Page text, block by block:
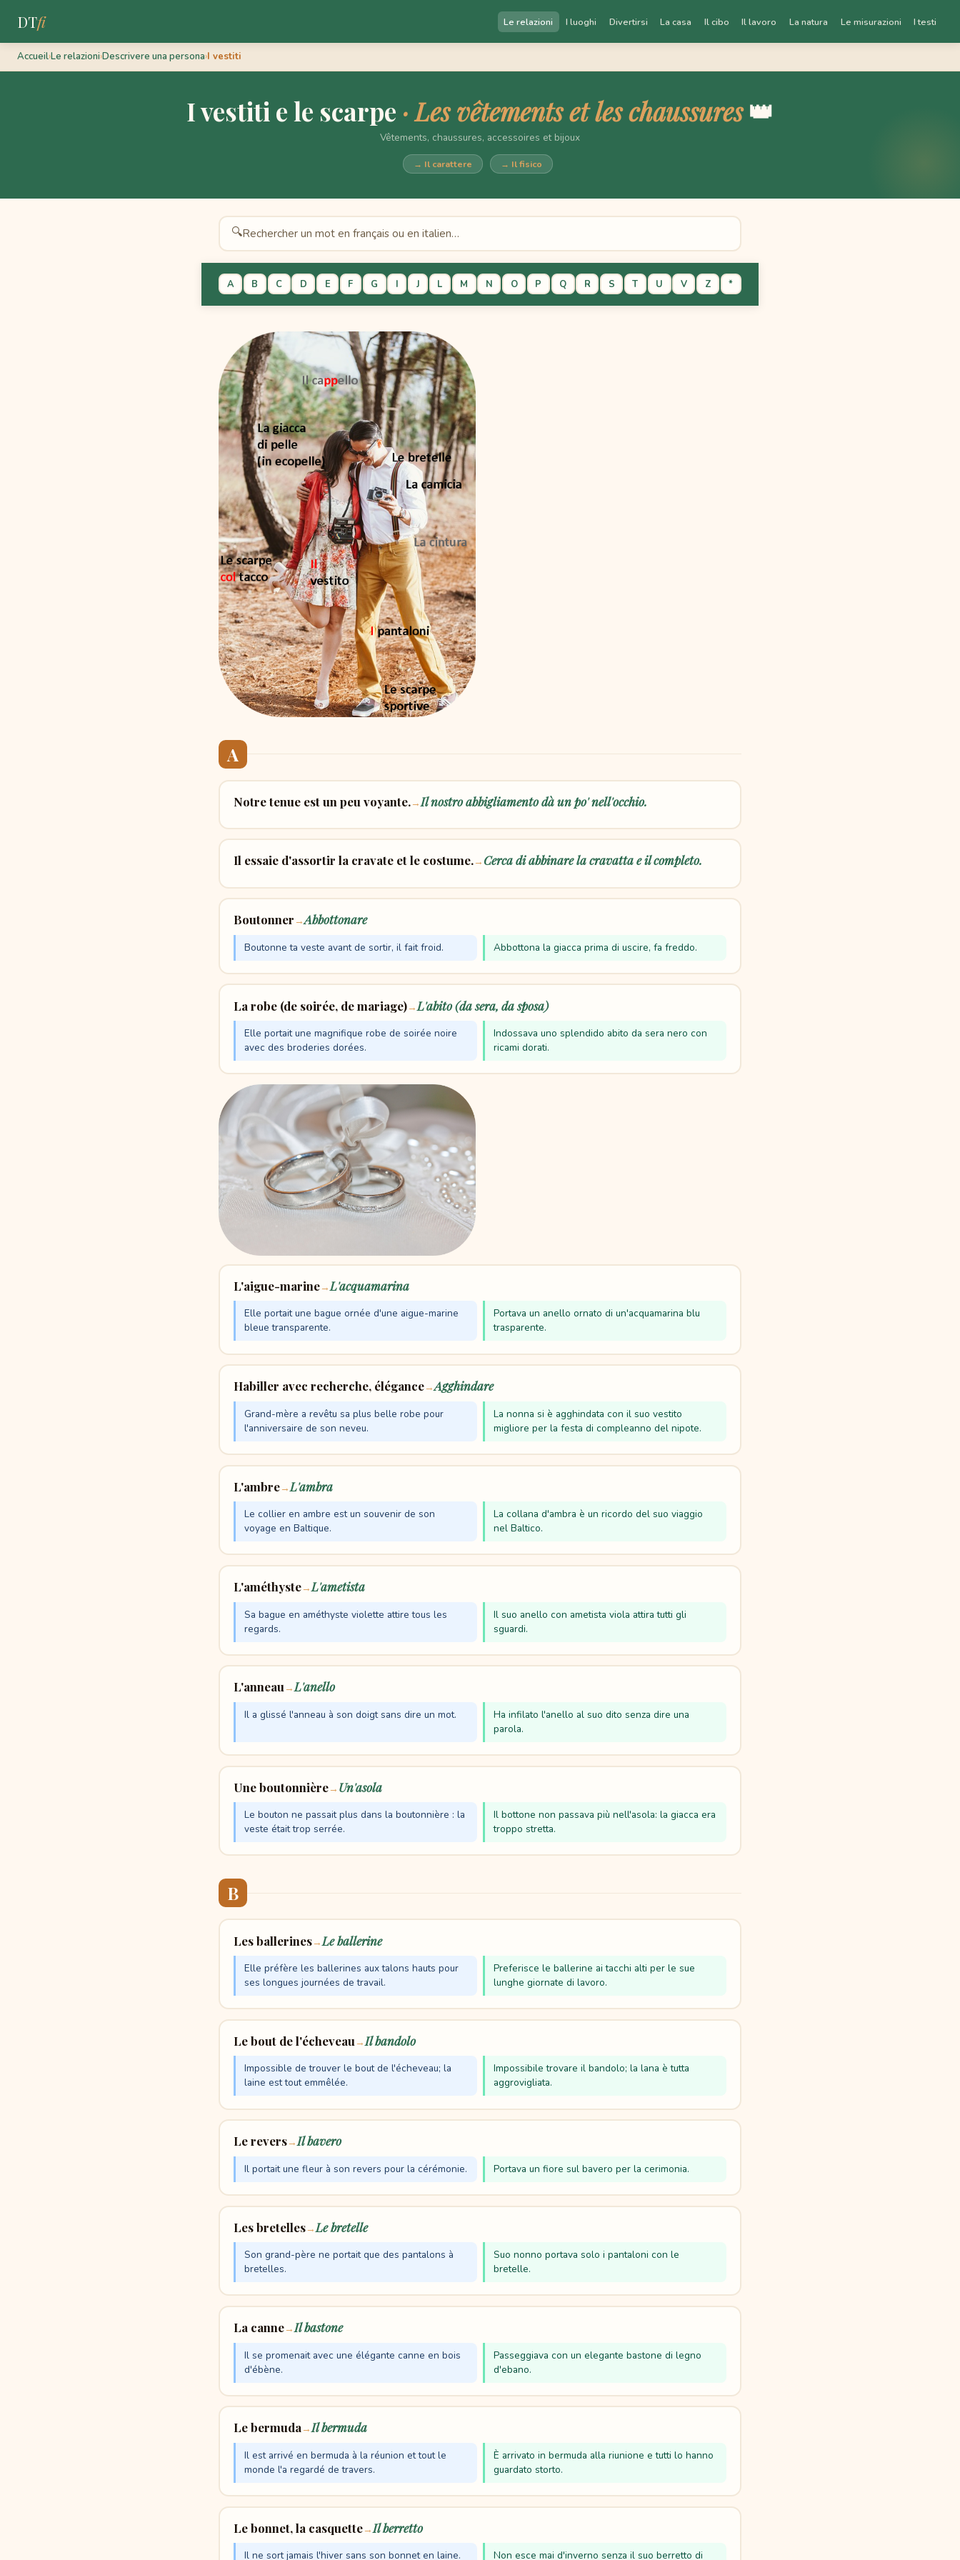
DTfi Le relazioni I luoghi Divertirsi La casa Il cibo Il lavoro La natura Le misurazioni I testi
Accueil›Le relazioni›Descrivere una persona›I vestiti
I vestiti e le scarpe · Les vêtements et les chaussures👑
Vêtements, chaussures, accessoires et bijoux
→ Il carattere → Il fisico
🔍
A B C D E F G I J L M N O P Q R S T U V Z *
A
Notre tenue est un peu voyante.→Il nostro abbigliamento dà un po' nell'occhio.
Il essaie d'assortir la cravate et le costume.→Cerca di abbinare la cravatta e il completo.
Boutonner →Abbottonare
Boutonne ta veste avant de sortir, il fait froid. Abbottona la giacca prima di uscire, fa freddo.
La robe (de soirée, de mariage)→L'abito (da sera, da sposa)
Elle portait une magnifique robe de soirée noire
avec des broderies dorées.
Indossava uno splendido abito da sera nero con
ricami dorati.
L'aigue-marine→L'acquamarina
Elle portait une bague ornée d'une aigue-marine
bleue transparente.
Portava un anello ornato di un'acquamarina blu
trasparente.
Habiller avec recherche, élégance→Agghindare
Grand-mère a revêtu sa plus belle robe pour
l'anniversaire de son neveu.
La nonna si è agghindata con il suo vestito
migliore per la festa di compleanno del nipote.
L'ambre→L'ambra
Le collier en ambre est un souvenir de son
voyage en Baltique.
La collana d'ambra è un ricordo del suo viaggio
nel Baltico.
L'améthyste→L'ametista
Sa bague en améthyste violette attire tous les
regards.
Il suo anello con ametista viola attira tutti gli
sguardi.
L'anneau→L'anello
Il a glissé l'anneau à son doigt sans dire un mot.
Ha infilato l'anello al suo dito senza dire una
parola.
Une boutonnière→ Un'asola
Le bouton ne passait plus dans la boutonnière : la
veste était trop serrée.
Il bottone non passava più nell'asola: la giacca era
troppo stretta.
B
Les ballerines→Le ballerine
Elle préfère les ballerines aux talons hauts pour
ses longues journées de travail.
Preferisce le ballerine ai tacchi alti per le sue
lunghe giornate di lavoro.
Le bout de l'écheveau→Il bandolo
Impossible de trouver le bout de l'écheveau; la
laine est tout emmêlée.
Impossibile trovare il bandolo; la lana è tutta
aggrovigliata.
Le revers→Il bavero
Il portait une fleur à son revers pour la cérémonie. Portava un fiore sul bavero per la cerimonia.
Les bretelles→Le bretelle
Son grand-père ne portait que des pantalons à
bretelles.
Suo nonno portava solo i pantaloni con le
bretelle.
La canne→Il bastone
Il se promenait avec une élégante canne en bois
d'ébène.
Passeggiava con un elegante bastone di legno
d'ebano.
Le bermuda→Il bermuda
Il est arrivé en bermuda à la réunion et tout le
monde l'a regardé de travers.
È arrivato in bermuda alla riunione e tutti lo hanno
guardato storto.
Le bonnet, la casquette→Il berretto
Il ne sort jamais l'hiver sans son bonnet en laine. Non esce mai d'inverno senza il suo berretto di